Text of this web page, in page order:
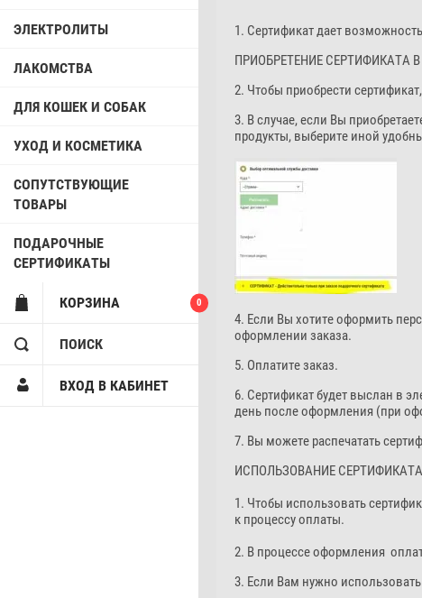
ЭЛЕКТРОЛИТЫ
ЛАКОМСТВА
ДЛЯ КОШЕК И СОБАК
УХОД И КОСМЕТИКА
СОПУТСТВУЮЩИЕ
ТОВАРЫ
ПОДАРОЧНЫЕ
СЕРТИФИКАТЫ
КОРЗИНА 0
ПОИСК
ВХОД В КАБИНЕТ
1. Сертификат дает
ПРИОБРЕТЕНИЕ СЕРТИФИКАТА
2. Чтобы приобрести
3. В случае, если Вы
продукты, выберите иной
4. Если Вы хотите оформить
оформлении заказа.
5. Оплатите заказ.
6. Сертификат будет выслан в
день после оформления (при
7. Вы можете распечатать
ИСПОЛЬЗОВАНИЕ СЕРТИФИКАТА
1. Чтобы использовать
к процессу оплаты.
2. В процессе оформления
3. Если Вам нужно